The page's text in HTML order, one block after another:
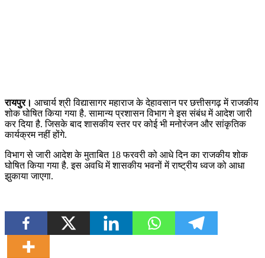
रायपुर। आचार्य श्री विद्यासागर महाराज के देहावसान पर छत्तीसगढ़ में राजकीय
शोक घोषित किया गया है. सामान्य प्रशासन विभाग ने इस संबंध में आदेश जारी
कर दिया है. जिसके बाद शासकीय स्तर पर कोई भी मनोरंजन और सांकृतिक
कार्यक्रम नहीं होंगे.
विभाग से जारी आदेश के मुताबित 18 फरवरी को आधे दिन का राजकीय शोक
घोषित किया गया है. इस अवधि में शासकीय भवनों में राष्ट्रीय ध्वज को आधा
झुकाया जाएगा.